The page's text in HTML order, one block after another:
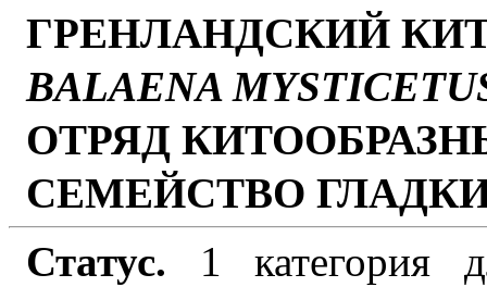
ГРЕНЛАНДСКИЙ
BALAENA
ОТРЯД
СЕМЕЙСТВО
Статус. 1 категория